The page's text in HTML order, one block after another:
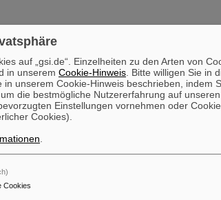
auf „gsi.de“. Einzelheiten zu den Arten von
in unserem Cookie-Hinweis . Bitte willigen Sie in
unserem Cookie-Hinweis beschrieben, indem
die bestmögliche Nutzererfahrung auf
Einstellungen vornehmen oder
Cookies).
Cookies